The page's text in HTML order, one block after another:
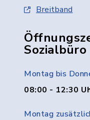
Breitband
Sozialbüro
Montag bis
08:00 - 12:30
Montag